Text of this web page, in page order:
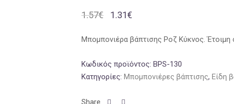
1.57€
Original
was:
1.31€
τιμή
1.31€.
Μπομπονιέρα βάπτισης Ροζ Κύκνος. Έτοιμη
Κωδικός προϊόντος: BPS-130
Κατηγορίες: Μπομπονιέρες βάπτισης, Είδη